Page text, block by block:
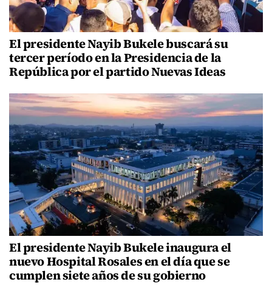
El presidente Nayib Bukele buscará su
tercer período en la Presidencia de la
República por el partido Nuevas Ideas
El presidente Nayib Bukele inaugura el
nuevo Hospital Rosales en el día que se
cumplen siete años de su gobierno